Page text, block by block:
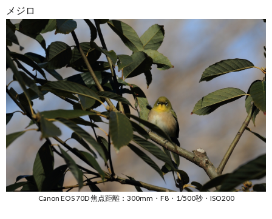
メジロ
Canon EOS 70D 焦点距離：300mm・F8・1/500秒・ISO200